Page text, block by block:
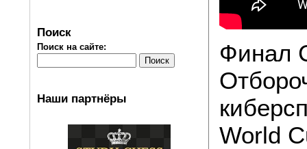
Поиск
Поиск на сайте:
Наши партнёры
Финал
World